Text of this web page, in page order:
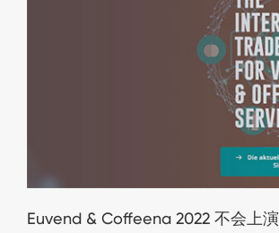
Euvend & Coffeena 2022 不会上演